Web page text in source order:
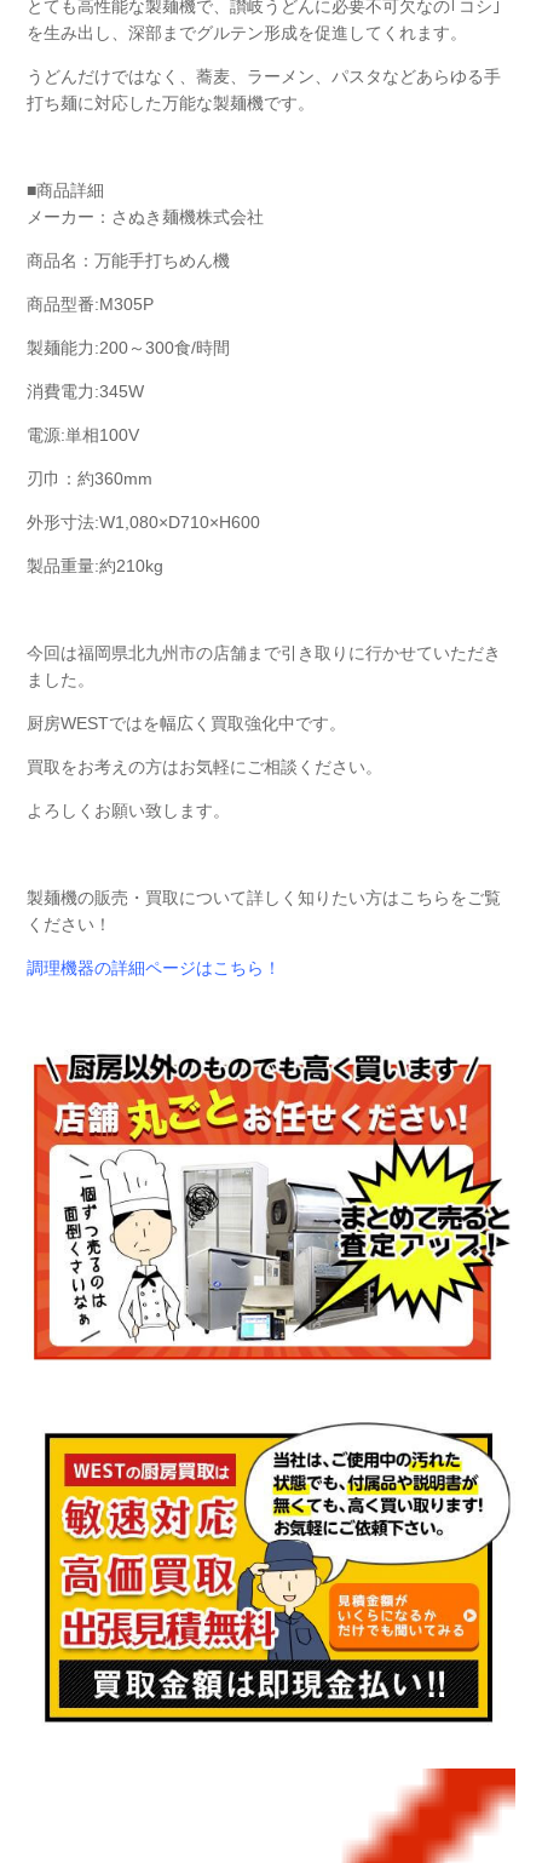
とても高性能な製麺機で、讃岐うどんに必要不可欠なの｢コシ｣
を生み出し、深部までグルテン形成を促進してくれます。
うどんだけではなく、蕎麦、ラーメン、パスタなどあらゆる手
打ち麺に対応した万能な製麺機です。
■商品詳細
メーカー：さぬき麺機株式会社
商品名：万能手打ちめん機
商品型番:M305P
製麺能力:200～300食/時間
消費電力:345W
電源:単相100V
刃巾：約360mm
外形寸法:W1,080×D710×H600
製品重量:約210kg
今回は福岡県北九州市の店舗まで引き取りに行かせていただき
ました。
厨房WESTではを幅広く買取強化中です。
買取をお考えの方はお気軽にご相談ください。
よろしくお願い致します。
製麺機の販売・買取について詳しく知りたい方はこちらをご覧
ください！
調理機器の詳細ページはこちら！